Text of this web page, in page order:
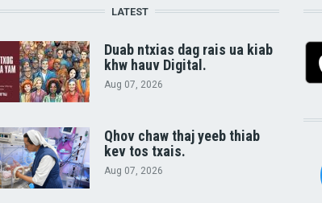
LATEST
Duab ntxias dag rais ua kiab
khw hauv Digital.
Aug 07, 2026
Qhov chaw thaj yeeb thiab
kev tos txais.
Aug 07, 2026